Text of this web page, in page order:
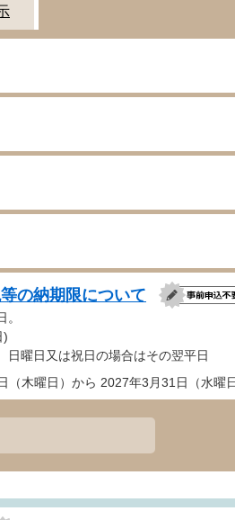
の納期限について
)
日曜日又は祝日の場合はその翌平日
（木曜日）から 2027年3月31日（水曜